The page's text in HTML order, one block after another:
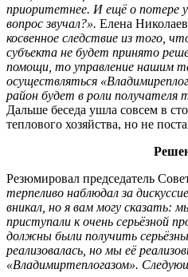
приоритетнее. И ещё о потере
вопрос звучал?». Елена
косвенное следствие из того,
субъекта не будет принято
помощи, то управление нашим
осуществляться
район будет в роли получателя
Дальше беседа ушла совсем в
теплового хозяйства, но не
Резюмировал председатель
терпеливо наблюдал за
вникал, но я вам могу сказать:
приступали к очень серьёзной
должны были получить
реализовалась, но мы её
«Владимиртеплогазом».